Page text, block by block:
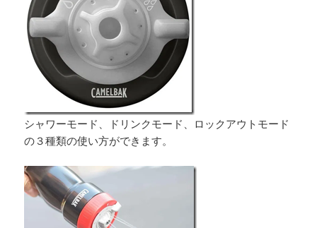
シャワーモード、ドリンクモード、ロックアウトモード
の３種類の使い方ができます。